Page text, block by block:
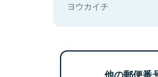
ヨウカイチ
他の郵便番